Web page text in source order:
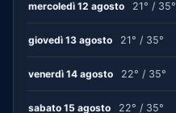
mercoledì 12 agosto 21° / 35°
giovedì 13 agosto 21° / 35°
venerdì 14 agosto 22° / 35°
sabato 15 agosto 22° / 35°